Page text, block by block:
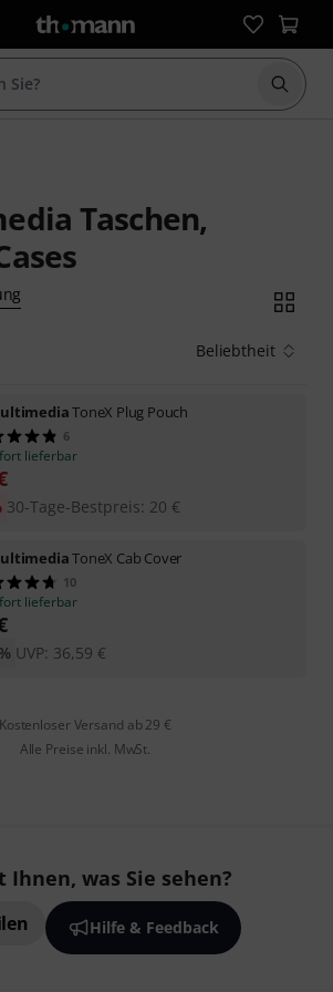
Suche
Taschen,
Beliebtheit
ToneX Plug Pouch
6
lieferbar
30-Tage-Bestpreis: 20 €
ToneX Cab Cover
10
lieferbar
UVP: 36,59 €
Kostenloser Versand ab 29 €
Alle Preise inkl. MwSt.
Ihnen, was Sie sehen?
Hilfe & Feedback